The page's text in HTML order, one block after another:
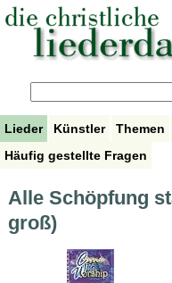
Lieder Künstler Themen
Häufig gestellte Fragen
Alle Schöpfung
groß)